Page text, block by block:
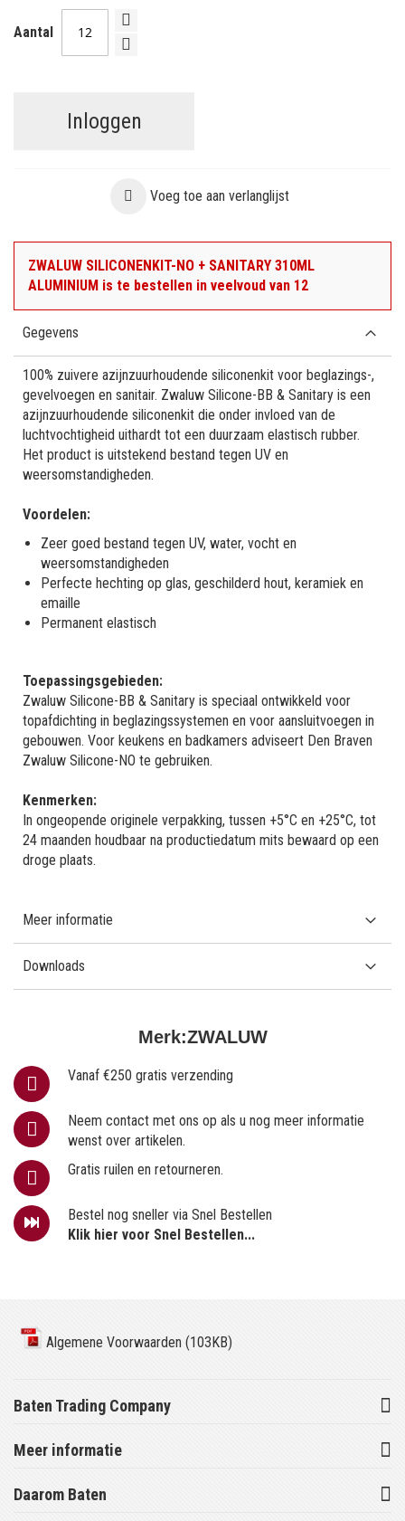
Aantal
Inloggen
Voeg toe aan verlanglijst
ZWALUW SILICONENKIT-NO + SANITARY 310ML
ALUMINIUM is te bestellen in veelvoud van 12
Merk:ZWALUW
Vanaf €250 gratis verzending
Neem contact met ons op als u nog meer informatie
wenst over artikelen.
Gratis ruilen en retourneren.
Bestel nog sneller via Snel Bestellen
Klik hier voor Snel Bestellen...
Gegevens
100% zuivere azijnzuurhoudende siliconenkit voor beglazings-,
gevelvoegen en sanitair. Zwaluw Silicone-BB & Sanitary is een
azijnzuurhoudende siliconenkit die onder invloed van de
luchtvochtigheid uithardt tot een duurzaam elastisch rubber.
Het product is uitstekend bestand tegen UV en
weersomstandigheden.
Voordelen:
Zeer goed bestand tegen UV, water, vocht en
weersomstandigheden
Perfecte hechting op glas, geschilderd hout, keramiek en
emaille
Permanent elastisch
Toepassingsgebieden:
Zwaluw Silicone-BB & Sanitary is speciaal ontwikkeld voor
topafdichting in beglazingssystemen en voor aansluitvoegen in
gebouwen. Voor keukens en badkamers adviseert Den Braven
Zwaluw Silicone-NO te gebruiken.
Kenmerken:
In ongeopende originele verpakking, tussen +5°C en +25°C, tot
24 maanden houdbaar na productiedatum mits bewaard op een
droge plaats.
Meer informatie
Downloads
Algemene Voorwaarden (103KB)
Baten Trading Company
Meer informatie
Daarom Baten